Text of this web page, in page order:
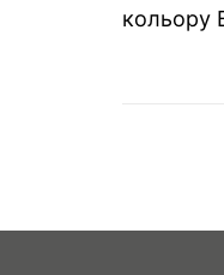
кольору